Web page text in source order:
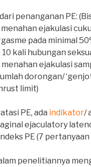
penanganan PE:
menahan ejakulasi
pada minimal
10 kali hubungan
menahan ejakulasi
dorongan/
limit)
PE, ada indikator/
ejaculatory
PE (7
penelitiannya